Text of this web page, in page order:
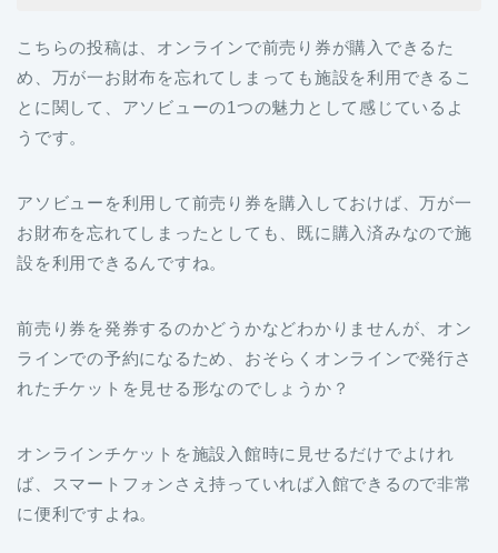
こちらの投稿は、オンラインで前売り券が購入できるた
め、万が一お財布を忘れてしまっても施設を利用できるこ
とに関して、アソビューの1つの魅力として感じているよ
うです。
アソビューを利用して前売り券を購入しておけば、万が一
お財布を忘れてしまったとしても、既に購入済みなので施
設を利用できるんですね。
前売り券を発券するのかどうかなどわかりませんが、オン
ラインでの予約になるため、おそらくオンラインで発行さ
れたチケットを見せる形なのでしょうか？
オンラインチケットを施設入館時に見せるだけでよけれ
ば、スマートフォンさえ持っていれば入館できるので非常
に便利ですよね。